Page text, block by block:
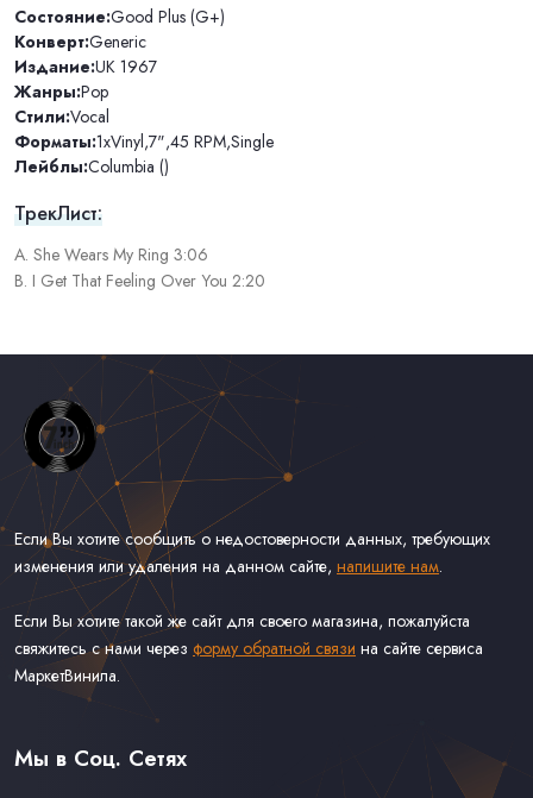
Состояние:Good Plus (G+)
Конверт:Generic
Издание:UK 1967
Жанры:Pop
Стили:Vocal
Форматы:1xVinyl,7",45 RPM,Single
Лейблы:Columbia ()
ТрекЛист:
A. She Wears My Ring 3:06
B. I Get That Feeling Over You 2:20
Если Вы хотите сообщить о недостоверности данных, требующих
изменения или удаления на данном сайте, напишите нам.
Если Вы хотите такой же сайт для своего магазина, пожалуйста
свяжитесь с нами через форму обратной связи на сайте сервиса
МаркетВинила.
Весь Каталог Винила на 7''
Рок на 7''
Мы в Соц. Сетях